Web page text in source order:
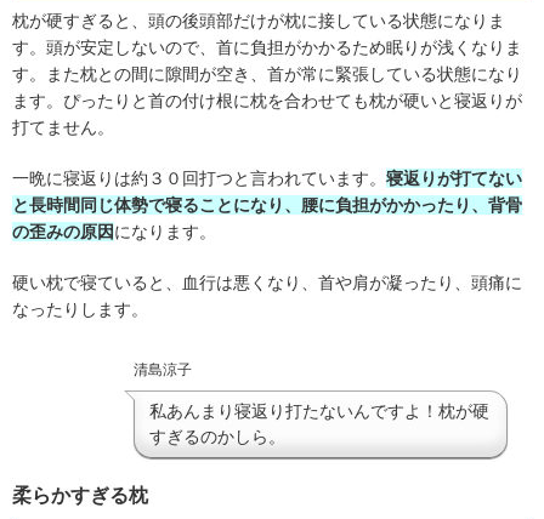
枕が硬すぎると、頭の後頭部だけが枕に接している状態になりま
す。頭が安定しないので、首に負担がかかるため眠りが浅くなりま
す。また枕との間に隙間が空き、首が常に緊張している状態になり
ます。ぴったりと首の付け根に枕を合わせても枕が硬いと寝返りが
打てません。
一晩に寝返りは約３０回打つと言われています。 寝返りが打てない
と長時間同じ体勢で寝ることになり、腰に負担がかかったり、背骨
の歪みの原因になります。
硬い枕で寝ていると、血行は悪くなり、首や肩が凝ったり、頭痛に
なったりします。
清島涼子
私あんまり寝返り打たないんですよ！枕が硬
すぎるのかしら。
柔らかすぎる枕